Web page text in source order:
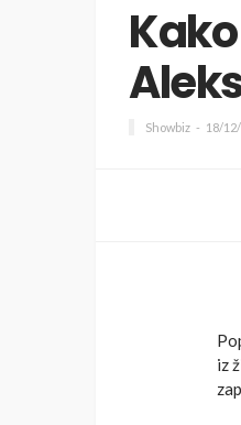
Showbiz 18/
iz